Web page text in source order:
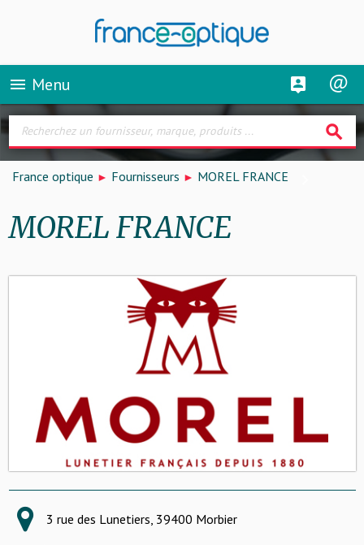
menu Menu
search
France optique Fournisseurs MOREL FRANCE
MOREL FRANCE
3 rue des Lunetiers, 39400 Morbier